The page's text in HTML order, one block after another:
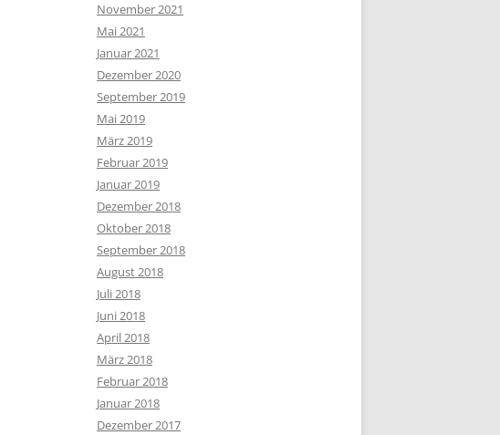
November 2021
Mai 2021
Januar 2021
Dezember 2020
September 2019
Mai 2019
März 2019
Februar 2019
Januar 2019
Dezember 2018
Oktober 2018
September 2018
August 2018
Juli 2018
Juni 2018
April 2018
März 2018
Februar 2018
Januar 2018
Dezember 2017